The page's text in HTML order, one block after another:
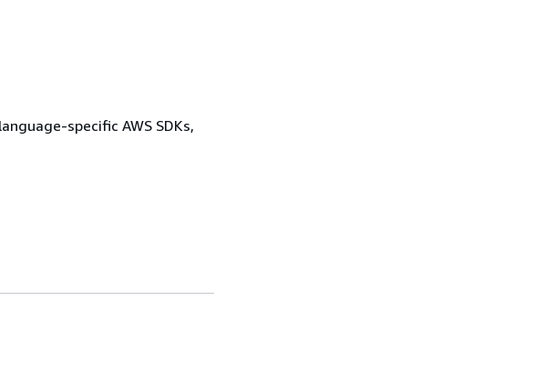
specific AWS SDKs,